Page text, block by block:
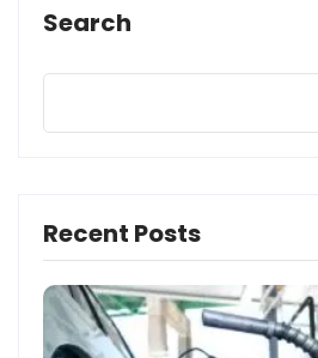
Search
Recent Posts